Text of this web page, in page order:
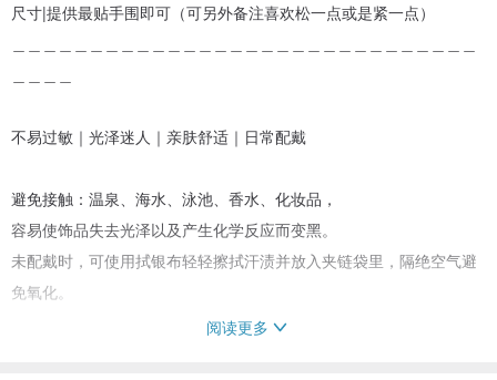
尺寸|提供最贴手围即可（可另外备注喜欢松一点或是紧一点）
不易过敏｜光泽迷人｜亲肤舒适｜日常配戴
避免接触：温泉、海水、泳池、香水、化妆品，
容易使饰品失去光泽以及产生化学反应而变黑。
未配戴时，可使用拭银布轻轻擦拭汗渍并放入夹链袋里，隔绝空气避
免氧化。
阅读更多